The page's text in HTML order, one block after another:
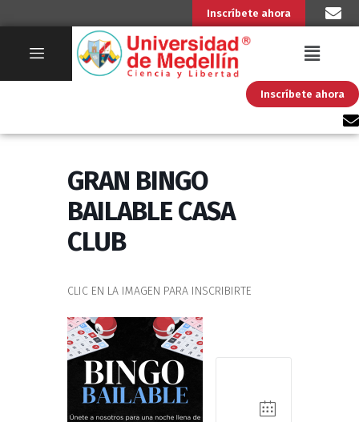
Inscríbete ahora
Inscríbete ahora
GRAN BINGO
BAILABLE CASA
CLUB
CLIC EN LA IMAGEN PARA INSCRIBIRTE